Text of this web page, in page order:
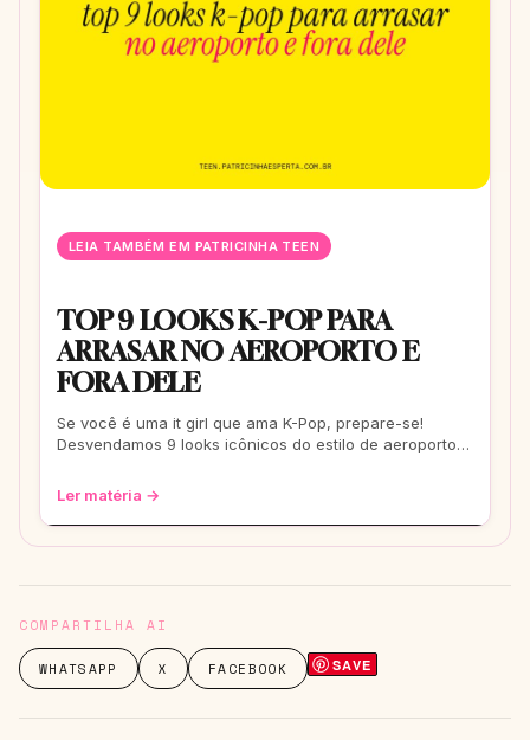
LEIA TAMBÉM EM PATRICINHA TEEN
TOP 9 LOOKS K-POP PARA
ARRASAR NO AEROPORTO E
FORA DELE
Se você é uma it girl que ama K-Pop, prepare-se!
Desvendamos 9 looks icônicos do estilo de aeroporto
Ler matéria →
COMPARTILHA AI
WHATSAPP X FACEBOOK SAVE